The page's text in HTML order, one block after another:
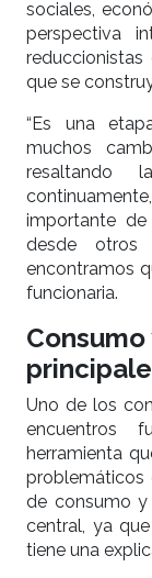
sociales,
perspectiva
que se
“Es una
muchos
resaltando
importante
desde otros
encontramos
funcionaria.
Uno de los
encuentros
herramienta
problemáticos
de consumo
central, ya
tiene una